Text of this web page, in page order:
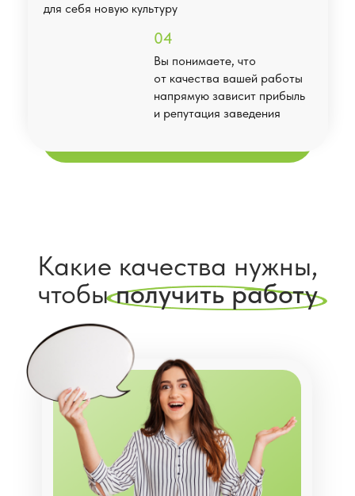
для себя новую культуру
Вы понимаете, что
от качества вашей работы
напрямую зависит прибыль
и репутация заведения
04
Какие качества нужны,
чтобыполучить работу